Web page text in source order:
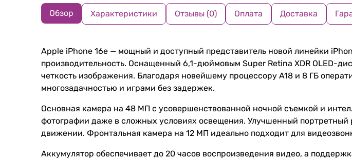
Обзор Характеристики Отзывы (0) Оплата Доставка
Apple iPhone 16e — мощный и доступный представитель новой линейки
производительность. Оснащенный 6,1-дюймовым Super Retina XDR OLED-
четкость изображения. Благодаря новейшему процессору A18 и 8 ГБ
многозадачностью и играми без задержек.
Основная камера на 48 МП с усовершенствованной ночной съемкой и
фотографии даже в сложных условиях освещения. Улучшенный
движении. Фронтальная камера на 12 МП идеально подходит для
Аккумулятор обеспечивает до 20 часов воспроизведения видео, а